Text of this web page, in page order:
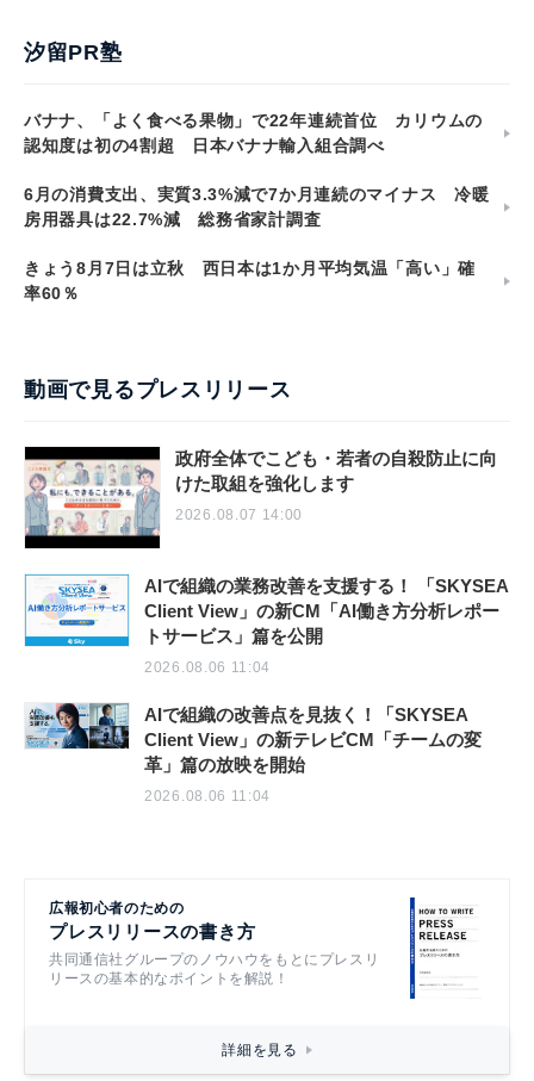
汐留PR塾
バナナ、「よく食べる果物」で22年連続首位 カリウムの
認知度は初の4割超 日本バナナ輸入組合調べ
6月の消費支出、実質3.3%減で7か月連続のマイナス 冷暖
房用器具は22.7%減 総務省家計調査
きょう8月7日は立秋 西日本は1か月平均気温「高い」確
率60％
動画で見るプレスリリース
政府全体でこども・若者の自殺防止に向
けた取組を強化します
2026.08.07 14:00
AIで組織の業務改善を支援する！ 「SKYSEA
Client View」の新CM「AI働き方分析レポー
トサービス」篇を公開
2026.08.06 11:04
AIで組織の改善点を見抜く！「SKYSEA
Client View」の新テレビCM「チームの変
革」篇の放映を開始
2026.08.06 11:04
広報初心者のための
プレスリリースの書き方
共同通信社グループのノウハウをもとにプレスリ
リースの基本的なポイントを解説！
詳細を見る